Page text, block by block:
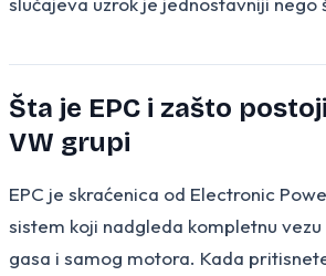
Šta je EPC i zašto
VW grupi
EPC je skraćenica od Electronic
sistem koji nadgleda kompletnu
gasa i samog motora. Kada